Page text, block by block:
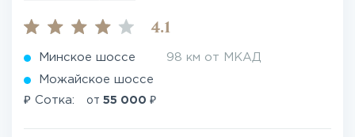
4.1
Минское шоссе 98 км от МКАД
Можайское шоссе
₽ Сотка: от 55 000 ₽